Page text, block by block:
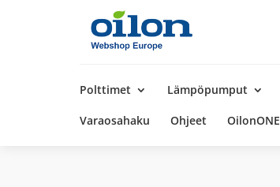
Polttimet Lämpöpumput
Varaosahaku Ohjeet OilonONE